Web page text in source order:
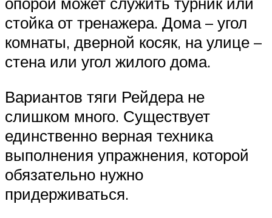
стойка от тренажера. Дома – угол
комнаты, дверной косяк, на улице –
стена или угол жилого дома.
Вариантов тяги Рейдера не
слишком много. Существует
единственно верная техника
выполнения упражнения, которой
обязательно нужно
придерживаться.